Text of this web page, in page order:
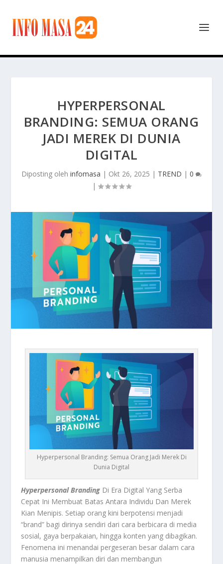
HYPERPERSONAL
BRANDING: SEMUA ORANG
JADI MEREK DI DUNIA
DIGITAL
Diposting oleh infomasa | Okt 26, 2025 | TREND | 0
|
Hyperpersonal Branding: Semua Orang Jadi Merek Di
Dunia Digital
Hyperpersonal Branding Di Era Digital Yang Serba
Cepat Ini Membuat Batas Antara Individu Dan Merek
Kian Menipis. Setiap orang kini berpotensi menjadi
“brand” bagi dirinya sendiri dari cara berbicara di media
sosial, gaya berpakaian, hingga konten yang dibagikan.
Fenomena ini menandai pergeseran besar dalam cara
manusia menampilkan diri dan membangun